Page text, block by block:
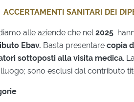
ACCERTAMENTI SANITARI DEI
alle aziende che nel2025
Ebav. Basta presentarecopia
sottoposti alla visita medica.
sono esclusi dal contributo